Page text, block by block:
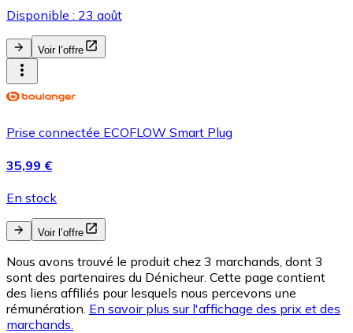
Disponible : 23 août
Voir l’offre
Prise connectée ECOFLOW Smart Plug
35,99 €
En stock
Voir l’offre
Nous avons trouvé le produit chez 3 marchands, dont 3
sont des partenaires du Dénicheur. Cette page contient
des liens affiliés pour lesquels nous percevons une
rémunération. En savoir plus sur l'affichage des prix et des
marchands.